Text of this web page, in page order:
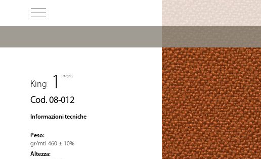
King
Cod. 08-012
Informazioni tecniche
Peso:
gr/mtl 460 ± 10%
Altezza: